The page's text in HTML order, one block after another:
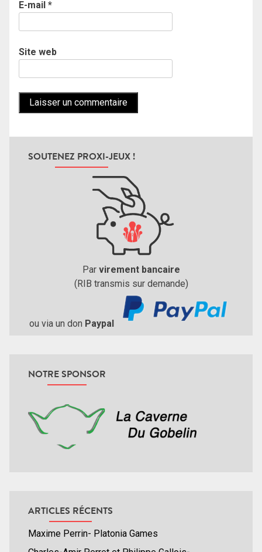
E-mail *
Site web
SOUTENEZ PROXI-JEUX !
Par virement bancaire
(RIB transmis sur demande)
ou via un don Paypal
NOTRE SPONSOR
ARTICLES RÉCENTS
Maxime Perrin- Platonia Games